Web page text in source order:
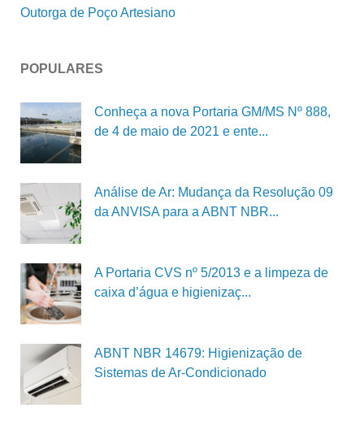
Outorga de Poço Artesiano
POPULARES
Conheça a nova Portaria GM/MS Nº 888,
de 4 de maio de 2021 e ente...
Análise de Ar: Mudança da Resolução 09
da ANVISA para a ABNT NBR...
A Portaria CVS nº 5/2013 e a limpeza de
caixa d’água e higienizaç...
ABNT NBR 14679: Higienização de
Sistemas de Ar-Condicionado